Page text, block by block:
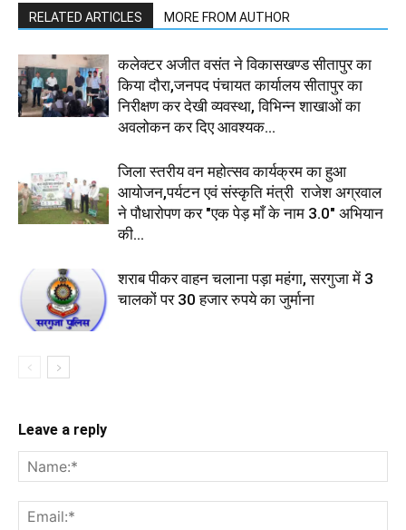
RELATED ARTICLES MORE FROM AUTHOR
कलेक्टर अजीत वसंत ने विकासखण्ड सीतापुर का
किया दौरा,जनपद पंचायत कार्यालय सीतापुर का
निरीक्षण कर देखी व्यवस्था, विभिन्न शाखाओं का
अवलोकन कर दिए आवश्यक...
जिला स्तरीय वन महोत्सव कार्यक्रम का हुआ
आयोजन,पर्यटन एवं संस्कृति मंत्री राजेश अग्रवाल
ने पौधारोपण कर "एक पेड़ माँ के नाम 3.0" अभियान
की...
शराब पीकर वाहन चलाना पड़ा महंगा, सरगुजा में 3
चालकों पर 30 हजार रुपये का जुर्माना
Leave a reply